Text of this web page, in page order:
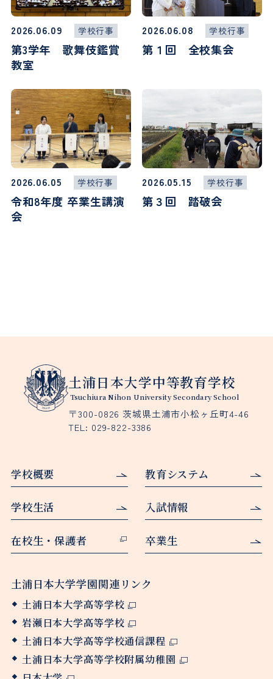
2026.06.09 学校行事
第3学年 歌舞伎鑑賞
教室
2026.06.08 学校行事
第１回 全校集会
2026.06.05 学校行事
令和8年度 卒業生講演
会
2026.05.15 学校行事
第３回 踏破会
土浦日本大学中等教育学校
Tsuchiura Nihon University Secondary School
〒300-0826 茨城県土浦市小松ヶ丘町4-46
TEL: 029-822-3386
学校概要 教育システム
学校生活 入試情報
在校生・保護者 卒業生
土浦日本大学学園関連リンク
土浦日本大学高等学校
岩瀬日本大学高等学校
土浦日本大学高等学校通信課程
土浦日本大学高等学校附属幼稚園